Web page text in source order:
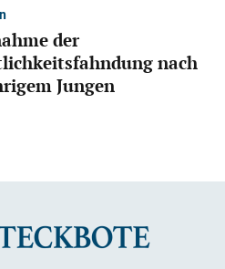
der
nach
Jungen